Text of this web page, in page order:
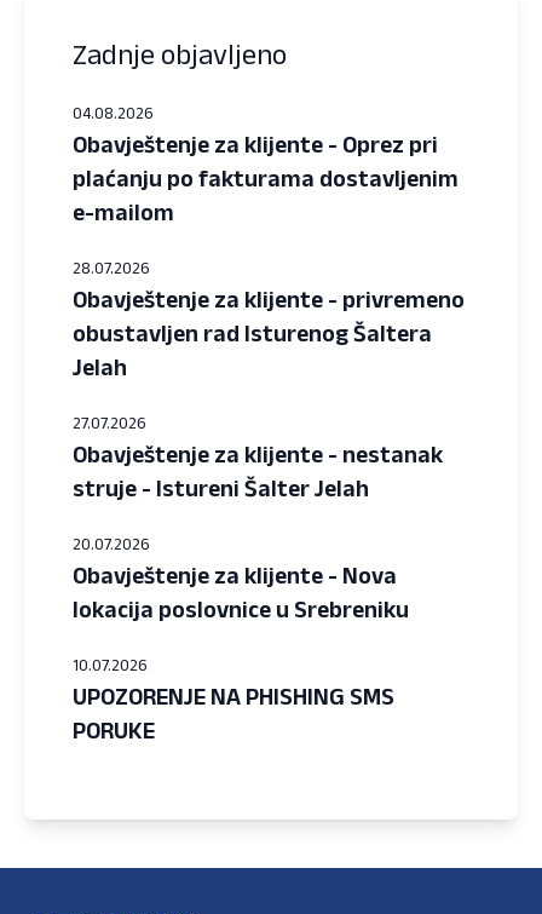
Zadnje objavljeno
04.08.2026
Obavještenje za klijente - Oprez pri
plaćanju po fakturama dostavljenim
e-mailom
28.07.2026
Obavještenje za klijente - privremeno
obustavljen rad Isturenog Šaltera
Jelah
27.07.2026
Obavještenje za klijente - nestanak
struje - Istureni Šalter Jelah
20.07.2026
Obavještenje za klijente - Nova
lokacija poslovnice u Srebreniku
10.07.2026
UPOZORENJE NA PHISHING SMS
PORUKE